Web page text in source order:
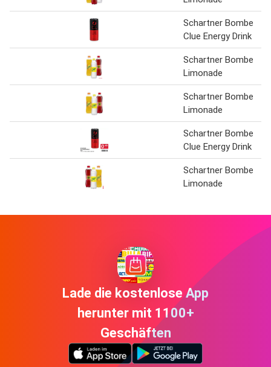
Schartner Bombe
Clue Energy Drink
Schartner Bombe
Limonade
Schartner Bombe
Limonade
Schartner Bombe
Clue Energy Drink
Schartner Bombe
Limonade
Lade die kostenlose App
herunter mit 1100+
Geschäften